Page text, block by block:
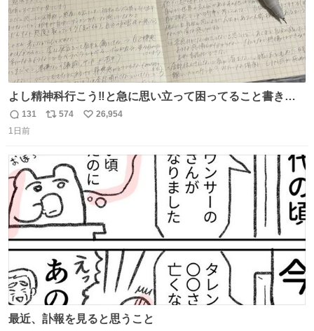
よし精神科行こう‼️と急に思い立って困ってること書き出
してたらペン止まらなくなってすごい勢いで埋まってワロ
タ
返
信
131
リ
ト
数
574
い
数
26,954
1日前
最近、訃報を見ると思うこと